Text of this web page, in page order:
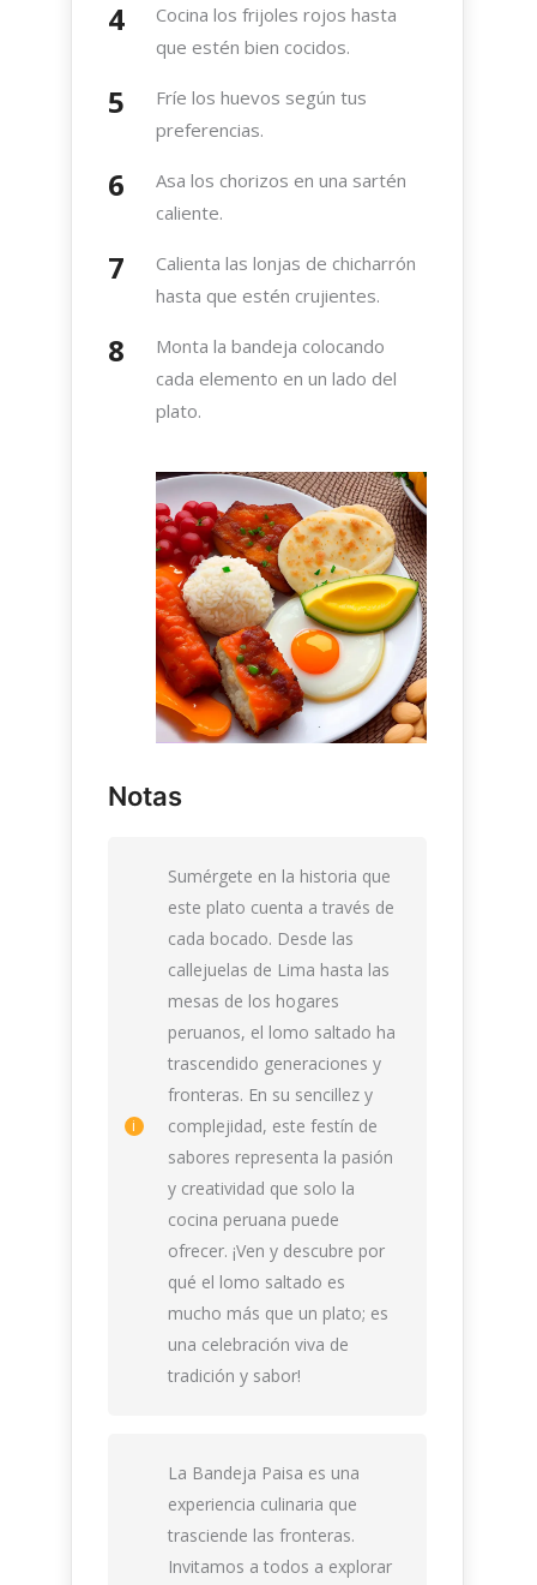
Cocina los frijoles rojos hasta
que estén bien cocidos.
Fríe los huevos según tus
preferencias.
Asa los chorizos en una sartén
caliente.
Calienta las lonjas de chicharrón
hasta que estén crujientes.
Monta la bandeja colocando
cada elemento en un lado del
plato.
Notas
Sumérgete en la historia que
este plato cuenta a través de
cada bocado. Desde las
callejuelas de Lima hasta las
mesas de los hogares
peruanos, el lomo saltado ha
trascendido generaciones y
fronteras. En su sencillez y
complejidad, este festín de
sabores representa la pasión
y creatividad que solo la
cocina peruana puede
ofrecer. ¡Ven y descubre por
qué el lomo saltado es
mucho más que un plato; es
una celebración viva de
tradición y sabor!
La Bandeja Paisa es una
experiencia culinaria que
trasciende las fronteras.
Invitamos a todos a explorar